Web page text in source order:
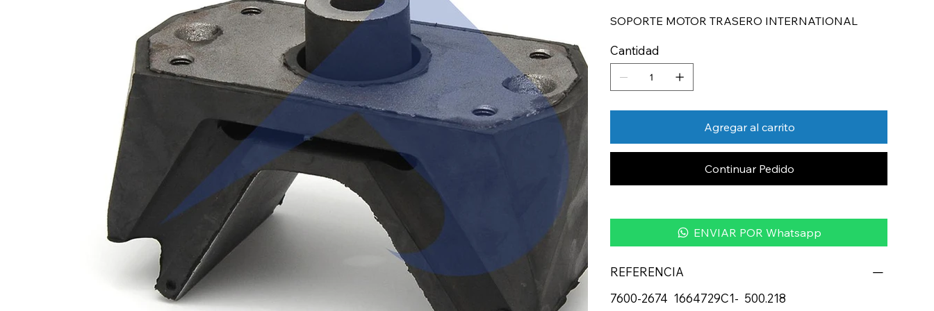
SOPORTE MOTOR TRASERO INTERNATIONAL
Cantidad
Agregar al carrito
Continuar Pedido
ENVIAR POR Whatsapp
REFERENCIA
7600-2674 1664729C1- 500.218